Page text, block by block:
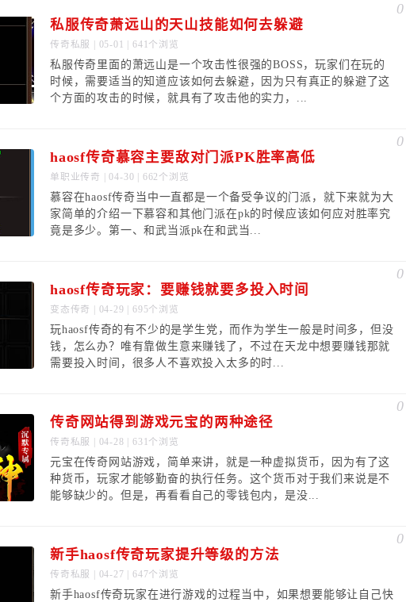
0
私服传奇萧远山的天山技能如何去躲避
传奇私服 | 05-01 | 641个浏览
私服传奇里面的萧远山是一个攻击性很强的BOSS，玩家们在玩的
时候，需要适当的知道应该如何去躲避，因为只有真正的躲避了这
个方面的攻击的时候，就具有了攻击他的实力，...
0
haosf传奇慕容主要敌对门派PK胜率高低
单职业传奇 | 04-30 | 662个浏览
慕容在haosf传奇当中一直都是一个备受争议的门派，就下来就为大
家简单的介绍一下慕容和其他门派在pk的时候应该如何应对胜率究
竟是多少。第一、和武当派pk在和武当...
0
haosf传奇玩家：要赚钱就要多投入时间
变态传奇 | 04-29 | 695个浏览
玩haosf传奇的有不少的是学生党，而作为学生一般是时间多，但没
钱，怎么办？唯有靠做生意来赚钱了，不过在天龙中想要赚钱那就
需要投入时间，很多人不喜欢投入太多的时...
0
传奇网站得到游戏元宝的两种途径
传奇私服 | 04-28 | 631个浏览
元宝在传奇网站游戏，简单来讲，就是一种虚拟货币，因为有了这
种货币，玩家才能够勤奋的执行任务。这个货币对于我们来说是不
能够缺少的。但是，再看看自己的零钱包内，是没...
0
新手haosf传奇玩家提升等级的方法
传奇私服 | 04-27 | 647个浏览
新手haosf传奇玩家在进行游戏的过程当中，如果想要能够让自己快